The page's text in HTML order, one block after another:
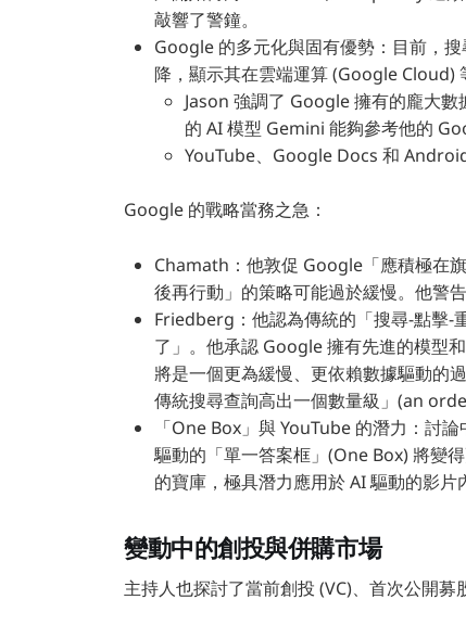
敲響了警鐘。
Google 的多元化與固有優勢：目前，
降，顯示其在雲端運算 (Google Cloud)
Jason 強調了 Google 擁有的龐大
的 AI 模型 Gemini 能夠參考他的
YouTube、Google Docs 和
Google 的戰略當務之急：
Chamath：他敦促 Google「應積極在
後再行動」的策略可能過於緩慢。他警
Friedberg：他認為傳統的「搜尋-點擊-
了」。他承認 Google 擁有先進的模型
將是一個更為緩慢、更依賴數據驅動的
傳統搜尋查詢高出一個數量級」(an
「One Box」與 YouTube 的潛力：討
驅動的「單一答案框」(One Box) 將變
的寶庫，極具潛力應用於 AI 驅動的影片
變動中的創投與併購市場
主持人也探討了當前創投 (VC)、首次公開募